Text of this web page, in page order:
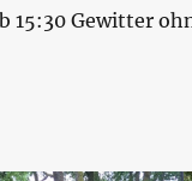
15:30 Gewitter